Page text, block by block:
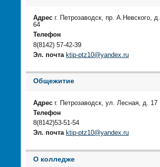
Адрес г. Петрозаводск, пр. А.Невского, д.
64
Телефон
8(8142) 57-42-39
Эл. почта ktip-ptz10@yandex.ru
Общежитие
Адрес г. Петрозаводск, ул. Лесная, д. 17
Телефон
8(8142)53-51-54
Эл. почта ktip-ptz10@yandex.ru
О колледже